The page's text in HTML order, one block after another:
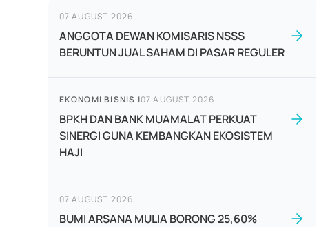
07 AUGUST 2026
ANGGOTA DEWAN KOMISARIS NSSS
BERUNTUN JUAL SAHAM DI PASAR REGULER
EKONOMI BISNIS |07 AUGUST 2026
BPKH DAN BANK MUAMALAT PERKUAT
SINERGI GUNA KEMBANGKAN EKOSISTEM
HAJI
07 AUGUST 2026
BUMI ARSANA MULIA BORONG 25,60%